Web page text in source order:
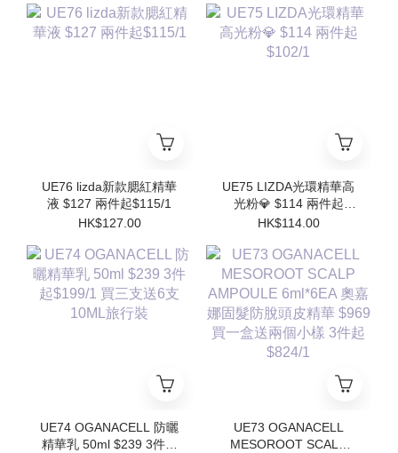
UE76 lizda新款腮紅精華
液 $127 兩件起$115/1
HK$127.00
UE75 LIZDA光環精華高
光粉💎 $114 兩件起
$102/1
HK$114.00
UE74 OGANACELL 防曬
精華乳 50ml $239 3件起
UE73 OGANACELL
MESOROOT SCALP